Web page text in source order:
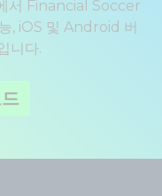
서 Financial Soccer
, iOS 및 Android 버
니다.